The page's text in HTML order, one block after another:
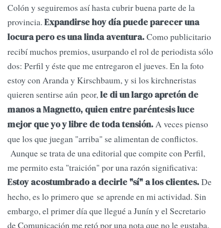
Colón y seguiremos así hasta cubrir buena parte de la
provincia. Expandirse hoy día puede parecer una
locura pero es una linda aventura.Como publicitario
recibí muchos premios, usurpando el rol de periodista sólo
dos: Perfil y éste que me entregaron el jueves. En la foto
estoy con Aranda y Kirschbaum, y si los kirchneristas
quieren sentirse aún peor,le di un largo apretón de
manos a Magnetto, quien entre paréntesis luce
mejor que yo y libre de toda tensión.A veces pienso
que los que juegan "arriba" se alimentan de conflictos.
Aunque se trata de una editorial que compite con Perfil,
me permito esta "traición" por una razón significativa:
Estoy acostumbrado a decirle "sí" a los clientes.De
hecho, es lo primero que se aprende en mi actividad. Sin
embargo, el primer día que llegué a Junín y el Secretario
de Comunicación me retó por una nota que no le gustaba,